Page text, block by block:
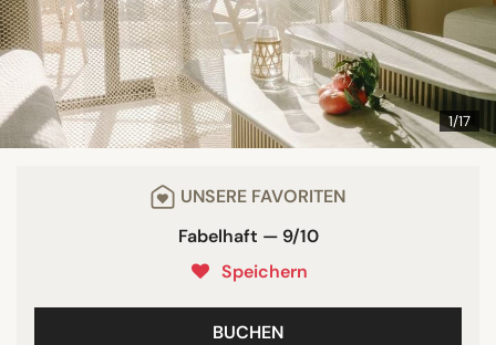
1/17
UNSERE FAVORITEN
Fabelhaft — 9/10
Speichern
BUCHEN